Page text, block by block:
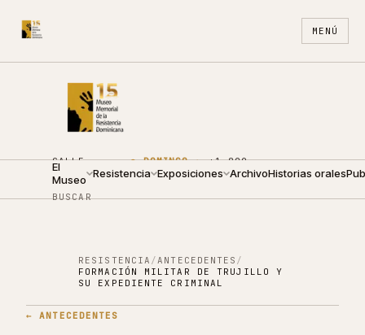
MENÚ
CALLE
ARZOBISPO
NOUEL 210
●DOMINGO ·
10:00 —
+1 809
688
ES EN
El
Museo Resistencia Exposiciones ArchivoHistorias orales
BUSCAR
RESISTENCIA /ANTECEDENTES /
FORMACIÓN MILITAR DE TRUJILLO Y
SU EXPEDIENTE CRIMINAL
←ANTECEDENTES